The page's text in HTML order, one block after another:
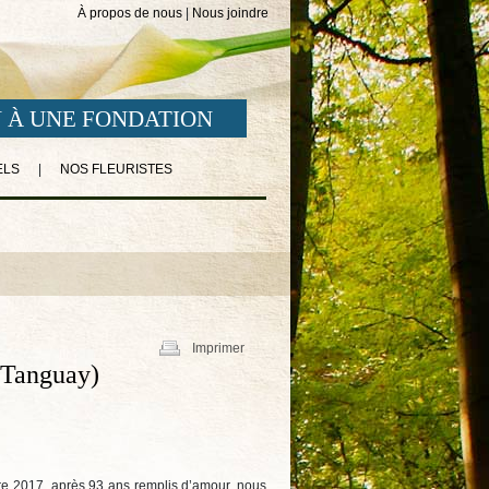
À propos de nous Nous joindre
À UNE FONDATION
NOS FLEURISTES
Imprimer
2017, après 93 ans remplis d’amour, nous